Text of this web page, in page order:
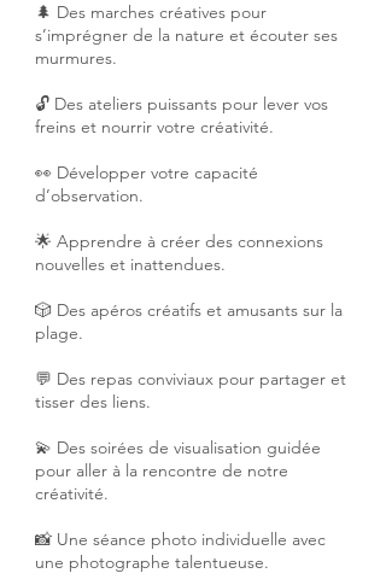
🌲 Des marches créatives pour
s’imprégner de la nature et écouter ses
murmures.
🔓 Des ateliers puissants pour lever vos
freins et nourrir votre créativité.
👀 Développer votre capacité
d’observation.
🌟 Apprendre à créer des connexions
nouvelles et inattendues.
🎲 Des apéros créatifs et amusants sur la
plage.
💬 Des repas conviviaux pour partager et
tisser des liens.
💫 Des soirées de visualisation guidée
pour aller à la rencontre de notre
créativité.
📸 Une séance photo individuelle avec
une photographe talentueuse.